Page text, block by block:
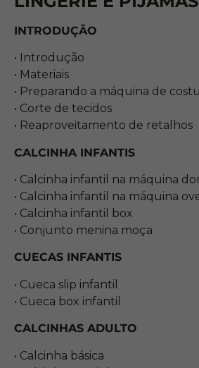
INTRODUÇÃO
• Introdução
• Materiais
• Preparando a máquina de
• Corte de tecidos
• Reaproveitamento de retalhos
CALCINHA INFANTIS
• Calcinha infantil na máquina
• Calcinha infantil na máquina
• Calcinha infantil box
• Conjunto menina moça
CUECAS INFANTIS
• Cueca slip infantil
• Cueca box infantil
CALCINHAS ADULTO
• Calcinha básica